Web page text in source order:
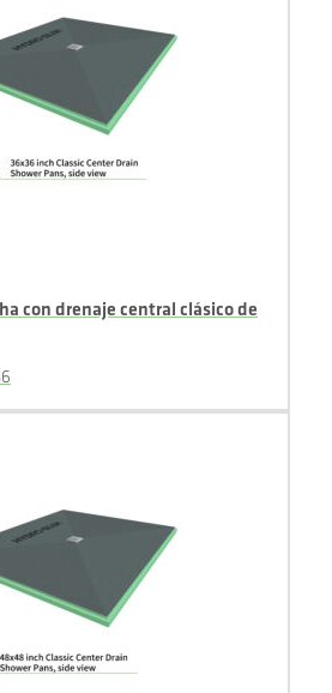
con drenaje central clásico de